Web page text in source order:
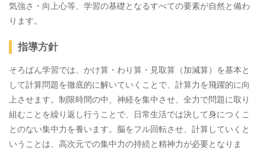
気強さ・向上心等、学習の基礎となるすべての要素が自然と備わ
ります。
指導方針
そろばん学習では、かけ算・わり算・見取算（加減算）を基本と
して計算問題を徹底的に解いていくことで、計算力を飛躍的に向
上させます。制限時間の中、神経を集中させ、全力で問題に取り
組むことを繰り返し行うことで、日常生活では決して身につくこ
とのない集中力を養います。脳をフル回転させ、計算していくと
いうことは、高次元での集中力の持続と精神力が必要となりま